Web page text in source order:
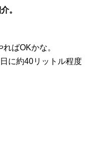
。
ばOKかな。
に約40リットル程度